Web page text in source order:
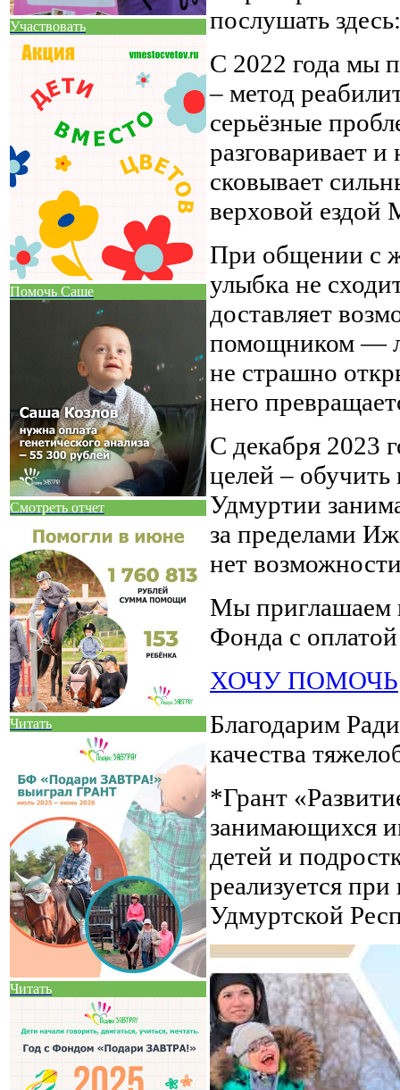
Участвовать
Помочь Саше
Смотреть отчет
Читать
Читать
послушать
С 2022 года мы
– метод
серьёзные
разговаривает
сковывает
верховой ездой
При общении с
улыбка не
доставляет
помощником —
не страшно
него
С декабря 2023
целей – обучить
Удмуртии
за пределами
нет
Мы приглашаем
Фонда с
ХОЧУ ПОМОЧЬ
Благодарим
качества
*Грант
занимающихся
детей и
реализуется
Удмуртской